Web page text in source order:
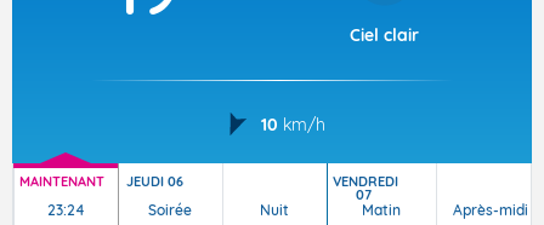
Ciel clair
10 km/h
MAINTENANT
23:24
JEUDI 06
Soirée Nuit
VENDREDI
07
Matin Après-midi